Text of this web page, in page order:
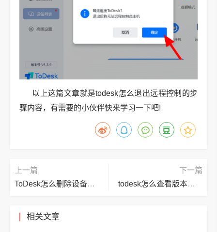
以上这篇文章就是todesk怎么退出远程控制的步
骤内容，有需要的小伙伴快来学习一下吧!
上一篇
ToDesk怎么删除设备？ToDesk删除设备教程
下一篇
todesk怎么查看版本号?todesk查看版本号教程
相关文章